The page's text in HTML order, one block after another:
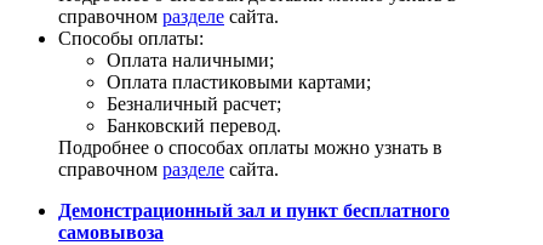
справочном разделе сайта.
Способы оплаты:
Оплата наличными;
Оплата пластиковыми картами;
Безналичный расчет;
Банковский перевод.
Подробнее о способах оплаты можно узнать в
справочном разделе сайта.
Демонстрационный зал и пункт бесплатного
самовывоза